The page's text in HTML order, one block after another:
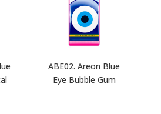
ABE02. Areon Blue
Eye Bubble Gum